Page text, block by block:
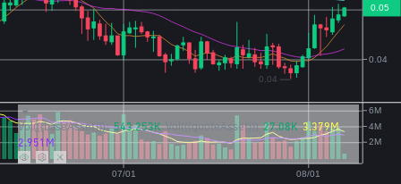
Vol({{baseAsset}}): 543.253K Vol({{quoteAsset}}) 27.08K 3.379M
2.951M